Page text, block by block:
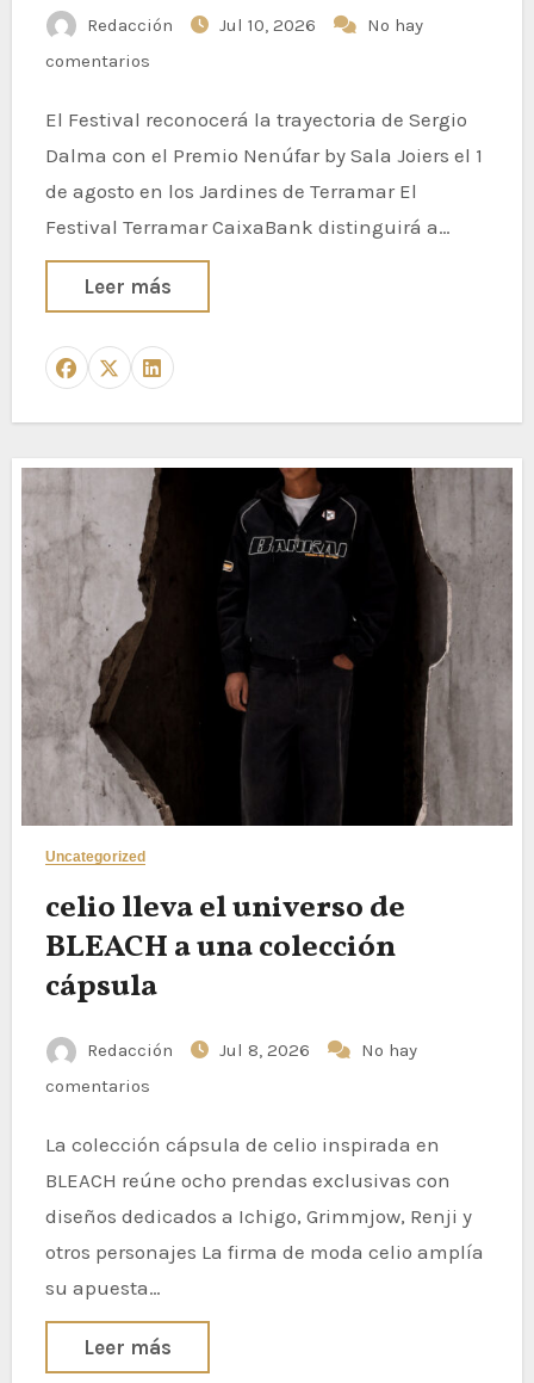
Redacción Jul 10, 2026
No hay
comentarios
El Festival reconocerá la trayectoria de Sergio
Dalma con el Premio Nenúfar by Sala Joiers el 1
de agosto en los Jardines de Terramar El
Festival Terramar CaixaBank distinguirá a…
Leer más
Uncategorized
celio lleva el universo de
BLEACH a una colección
cápsula
Redacción Jul 8, 2026
No hay
comentarios
La colección cápsula de celio inspirada en
BLEACH reúne ocho prendas exclusivas con
diseños dedicados a Ichigo, Grimmjow, Renji y
otros personajes La firma de moda celio amplía
su apuesta…
Leer más